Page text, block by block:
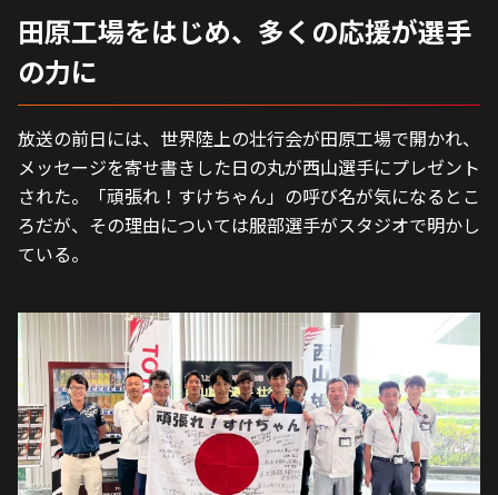
田原工場をはじめ、多くの応援が選手
の力に
放送の前日には、世界陸上の壮行会が田原工場で開かれ、
メッセージを寄せ書きした日の丸が西山選手にプレゼント
された。「頑張れ！すけちゃん」の呼び名が気になるとこ
ろだが、その理由については服部選手がスタジオで明かし
ている。